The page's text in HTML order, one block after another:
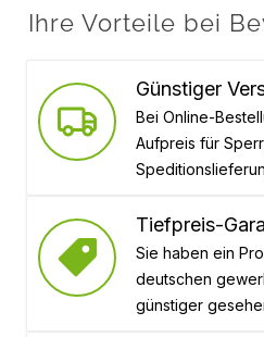
Ihre Vorteile bei
Günstiger
Bei Online-
Aufpreis für
Tiefpreis-
Sie haben ein
deutschen
günstiger